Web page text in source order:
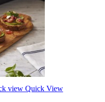
view Quick View